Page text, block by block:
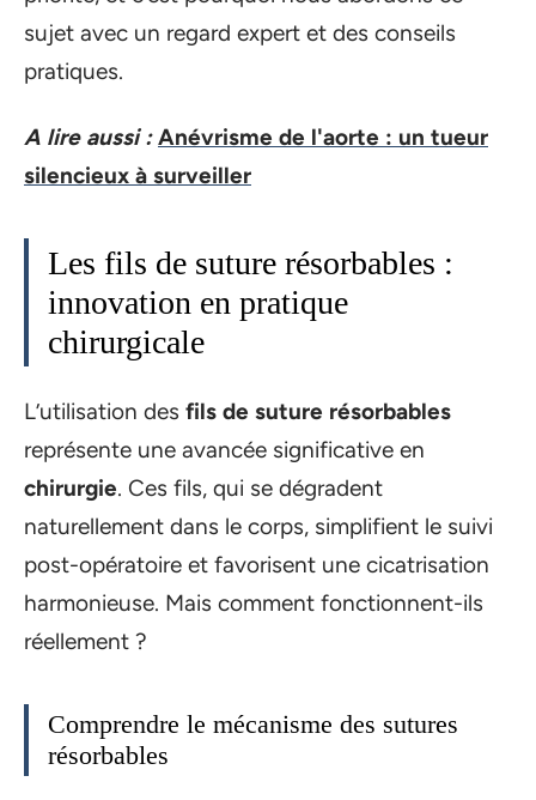
sujet avec un regard expert et des conseils
pratiques.
A lire aussi : Anévrisme de l'aorte : un tueur
silencieux à surveiller
Les fils de suture résorbables :
innovation en pratique
chirurgicale
L’utilisation des fils de suture résorbables
représente une avancée significative en
chirurgie. Ces fils, qui se dégradent
naturellement dans le corps, simplifient le suivi
post-opératoire et favorisent une cicatrisation
harmonieuse. Mais comment fonctionnent-ils
réellement ?
Comprendre le mécanisme des sutures
résorbables